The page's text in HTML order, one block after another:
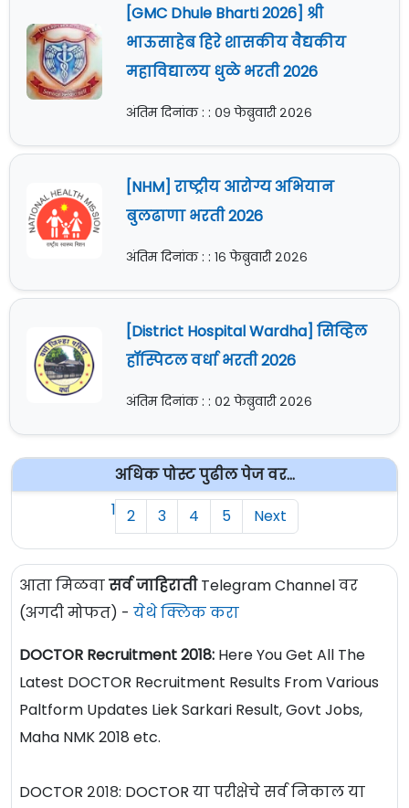
[GMC Dhule Bharti 2026] श्री
भाऊसाहेब हिरे शासकीय वैद्यकीय
महाविद्यालय धुळे भरती 2026
अंतिम दिनांक : : ०९ फेब्रुवारी २०२६
[NHM] राष्ट्रीय आरोग्य अभियान
बुलढाणा भरती 2026
अंतिम दिनांक : : १६ फेब्रुवारी २०२६
[District Hospital Wardha] सिव्हिल
हॉस्पिटल वर्धा भरती 2026
अंतिम दिनांक : : ०२ फेब्रुवारी २०२६
अधिक पोस्ट पुढील पेज वर...
1 2 3 4 5 Next
आता मिळवासर्व जाहिरातीTelegram Channel वर
(अगदी मोफत) - येथे क्लिक करा
DOCTOR Recruitment 2018: Here You Get All The
Latest DOCTOR Recruitment Results From Various
Paltform Updates Liek Sarkari Result, Govt Jobs,
Maha NMK 2018 etc.
DOCTOR २०१८: DOCTOR या परीक्षेचे सर्व निकाल या